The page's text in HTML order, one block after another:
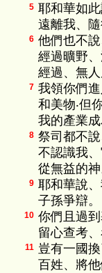
5 耶和華如
遠離我、
6 他們也不
經過曠野
經過、無
7 我領你們
和美物‧但
我的產業成
8 祭司都不
不認識我
從無益的神
9 耶和華說
子孫爭辯。
10 你們且過
留心查考
11 豈有一國
百姓、將